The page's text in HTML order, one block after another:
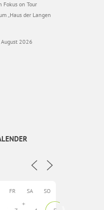
Fokus on Tour
„Haus der Langen
2026
FR SA SO
+